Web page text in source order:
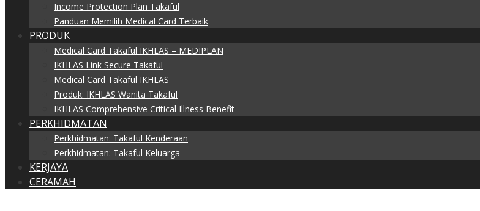
Income Protection Plan Takaful
Panduan Memilih Medical Card Terbaik
PRODUK
Medical Card Takaful IKHLAS – MEDIPLAN
IKHLAS Link Secure Takaful
Medical Card Takaful IKHLAS
Produk: IKHLAS Wanita Takaful
IKHLAS Comprehensive Critical Illness Benefit
PERKHIDMATAN
Perkhidmatan: Takaful Kenderaan
Perkhidmatan: Takaful Keluarga
KERJAYA
CERAMAH